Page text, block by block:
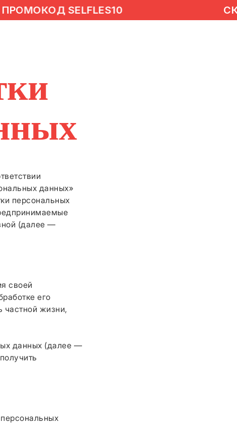
SELFLES10
данных»
персональных
(далее —
своей
его
частной жизни,
данных (далее —